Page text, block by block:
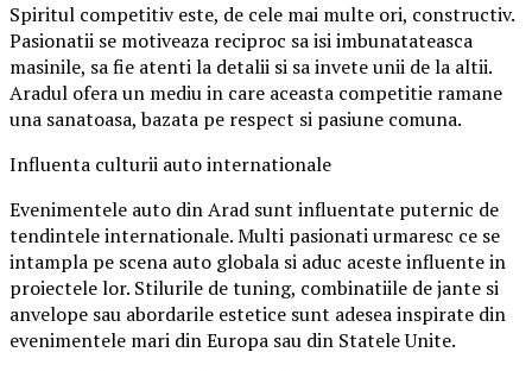
Spiritul competitiv este, de cele mai multe ori, constructiv.
Pasionatii se motiveaza reciproc sa isi imbunatateasca
masinile, sa fie atenti la detalii si sa invete unii de la altii.
Aradul ofera un mediu in care aceasta competitie ramane
una sanatoasa, bazata pe respect si pasiune comuna.
Influenta culturii auto internationale
Evenimentele auto din Arad sunt influentate puternic de
tendintele internationale. Multi pasionati urmaresc ce se
intampla pe scena auto globala si aduc aceste influente in
proiectele lor. Stilurile de tuning, combinatiile de jante si
anvelope sau abordarile estetice sunt adesea inspirate din
evenimentele mari din Europa sau din Statele Unite.